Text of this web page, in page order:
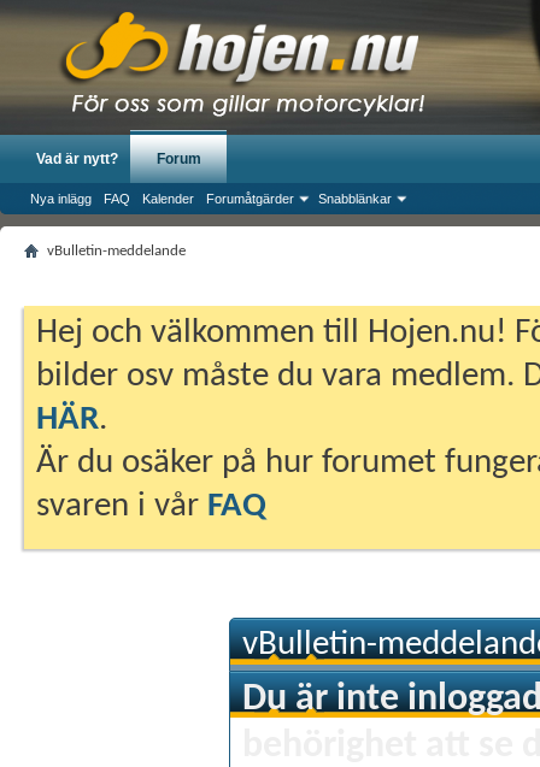
Vad är nytt? Forum
Nya inlägg FAQ Kalender Forumåtgärder Snabblänkar
vBulletin-meddelande
Hej och välkommen till Hojen.nu!
bilder osv måste du vara medlem.
HÄR.
Är du osäker på hur forumet
svaren i vår FAQ
vBulletin-
Du är inte